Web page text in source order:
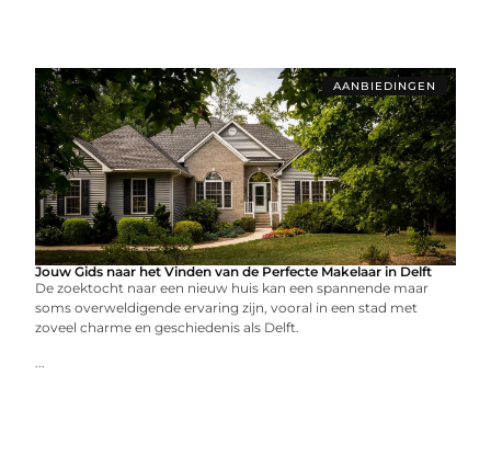
AANBIEDINGEN
Jouw Gids naar het Vinden van de Perfecte Makelaar in Delft
De zoektocht naar een nieuw huis kan een spannende maar
soms overweldigende ervaring zijn, vooral in een stad met
zoveel charme en geschiedenis als Delft.
...